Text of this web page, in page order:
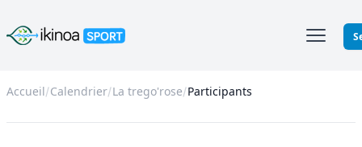
Ikinoa Sport
Accueil Calendrier La trego'rose Participants